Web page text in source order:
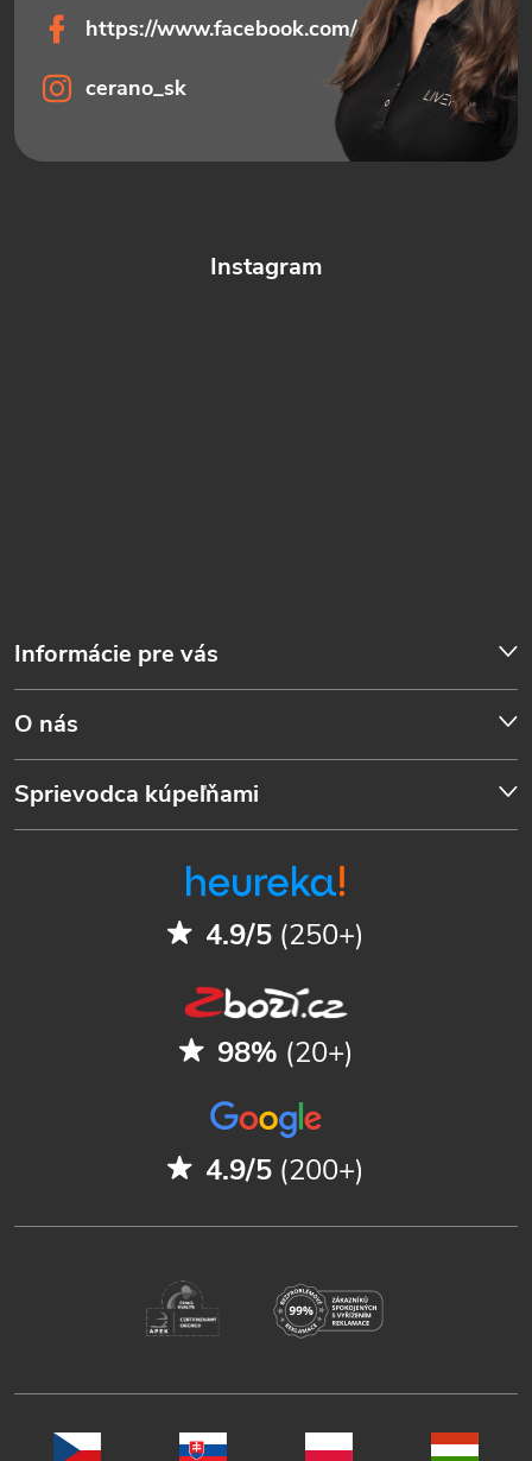
Instagram
Informácie pre vás
O nás
Sprievodca kúpeľňami
https://www.facebook.com/ceranosk
cerano_sk
4.9/5 (250+)
98% (20+)
4.9/5 (200+)